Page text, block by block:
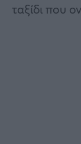
ταξίδι που